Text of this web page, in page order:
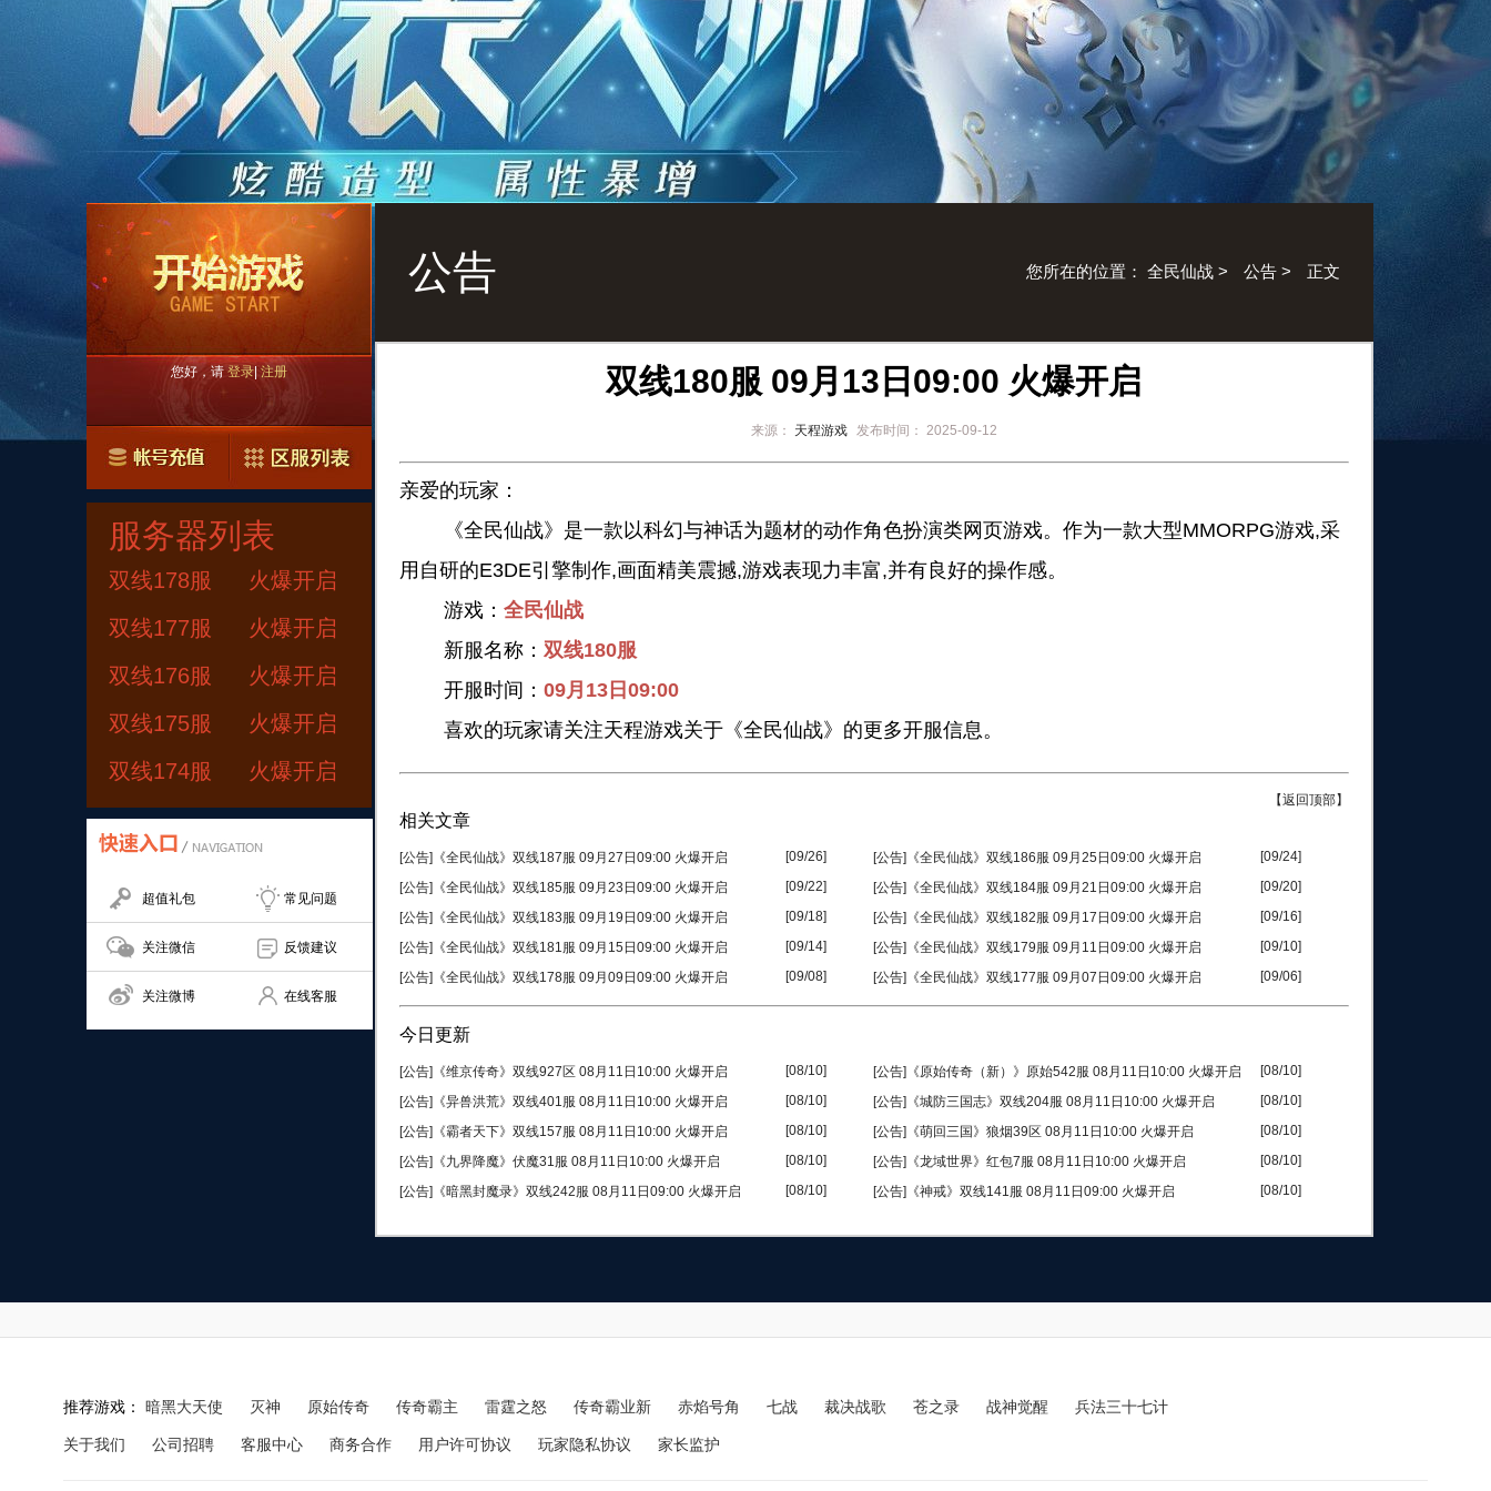
您好，请登录 |注册
服务器列表
双线178服
火爆开启
双线177服
火爆开启
双线176服
火爆开启
双线175服
火爆开启
双线174服
火爆开启
超值礼包 常见问题
关注微信 反馈建议
关注微博 在线客服
公告 您所在的位置： 全民仙战 > 公告 > 正文
双线180服 09月13日09:00 火爆开启
来源： 天程游戏 发布时间： 2025-09-12
亲爱的玩家：
《全民仙战》是一款以科幻与神话为题材的动作角色扮演类网页游戏。作为一款大型MMORPG游戏,采
用自研的E3DE引擎制作,画面精美震撼,游戏表现力丰富,并有良好的操作感。
游戏： 全民仙战
新服名称： 双线180服
开服时间： 09月13日09:00
喜欢的玩家请关注天程游戏关于《全民仙战》的更多开服信息。
【返回顶部】
相关文章
[公告]《全民仙战》双线187服 09月27日09:00 火爆开启 [09/26] [公告]《全民仙战》双线186服 09月25日09:00 火爆开启
[09/24]
[公告]《全民仙战》双线185服 09月23日09:00 火爆开启
[09/22] [公告]《全民仙战》双线184服 09月21日09:00 火爆开启
[09/20]
[公告]《全民仙战》双线183服 09月19日09:00 火爆开启
[09/18] [公告]《全民仙战》双线182服 09月17日09:00 火爆开启
[09/16]
[公告]《全民仙战》双线181服 09月15日09:00 火爆开启
[09/14] [公告]《全民仙战》双线179服 09月11日09:00 火爆开启
[09/10]
[公告]《全民仙战》双线178服 09月09日09:00 火爆开启
[09/08] [公告]《全民仙战》双线177服 09月07日09:00 火爆开启 [09/06]
今日更新
[公告]《维京传奇》双线927区 08月11日10:00 火爆开启 [08/10] [公告]《原始传奇（新）》原始542服 08月11日10:00 火爆开启
[08/10]
[公告]《异兽洪荒》双线401服 08月11日10:00 火爆开启
[08/10] [公告]《城防三国志》双线204服 08月11日10:00 火爆开启
[08/10]
[公告]《霸者天下》双线157服 08月11日10:00 火爆开启
[08/10] [公告]《萌回三国》狼烟39区 08月11日10:00 火爆开启
[08/10]
[公告]《九界降魔》伏魔31服 08月11日10:00 火爆开启
[08/10] [公告]《龙域世界》红包7服 08月11日10:00 火爆开启
[08/10]
[公告]《暗黑封魔录》双线242服 08月11日09:00 火爆开启
[08/10] [公告]《神戒》双线141服 08月11日09:00 火爆开启 [08/10]
推荐游戏： 暗黑大天使 灭神 原始传奇 传奇霸主 雷霆之怒 传奇霸业新 赤焰号角 七战 裁决战歌 苍之录 战神觉醒 兵法三十七计
关于我们 公司招聘 客服中心 商务合作 用户许可协议 玩家隐私协议 家长监护